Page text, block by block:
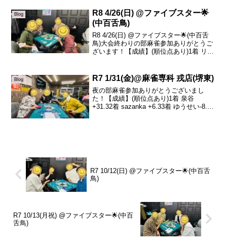
ージュ +6.0...
Blog
R8 4/26(日) @ファイブスター🌟
(中百舌鳥)
R8 4/26(日) @ファイブスター🌟(中百舌
鳥)大会終わりの部麻雀参加ありがとうご
ざいます！【成績】(順位点あり)1着 リュ
ップはリ...
Blog R7 1/31(金)@麻雀専科 戎店(堺東)
夜の部麻雀参加ありがとうございまし
た！【成績】(順位点あり)1着 泉谷
+31.32着 sazanka +6.33着 ゆうせい-8.74
R7 10/12(日) @ファイブスター🌟(中百舌
鳥)
R7 10/13(月祝) @ファイブスター🌟(中百
舌鳥)